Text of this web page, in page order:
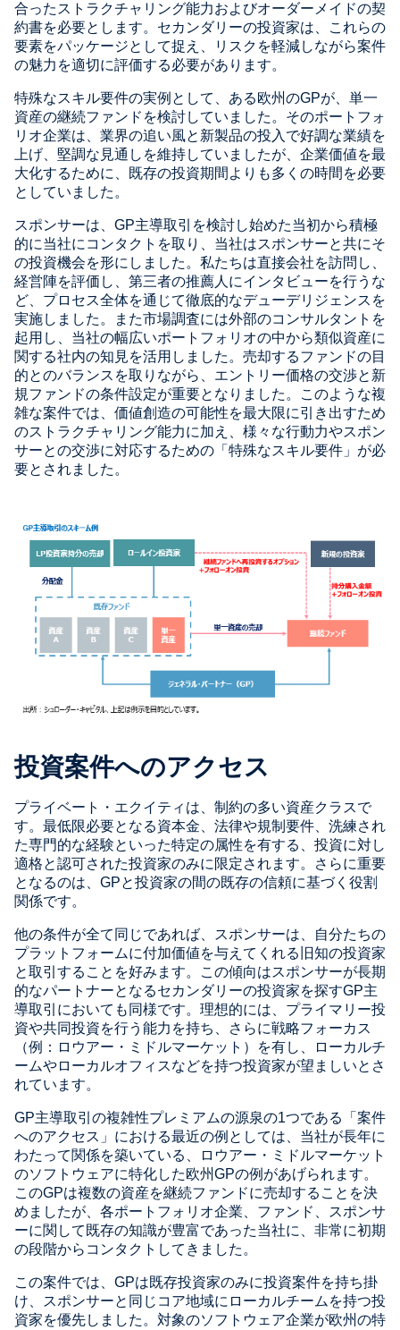
合ったストラクチャリング能力およびオーダーメイドの契
約書を必要とします。セカンダリーの投資家は、これらの
要素をパッケージとして捉え、リスクを軽減しながら案件
の魅力を適切に評価する必要があります。
特殊なスキル要件の実例として、ある欧州のGPが、単一
資産の継続ファンドを検討していました。そのポートフォ
リオ企業は、業界の追い風と新製品の投入で好調な業績を
上げ、堅調な見通しを維持していましたが、企業価値を最
大化するために、既存の投資期間よりも多くの時間を必要
としていました。
スポンサーは、GP主導取引を検討し始めた当初から積極
的に当社にコンタクトを取り、当社はスポンサーと共にそ
の投資機会を形にしました。私たちは直接会社を訪問し、
経営陣を評価し、第三者の推薦人にインタビューを行うな
ど、プロセス全体を通じて徹底的なデューデリジェンスを
実施しました。また市場調査には外部のコンサルタントを
起用し、当社の幅広いポートフォリオの中から類似資産に
関する社内の知見を活用しました。売却するファンドの目
的とのバランスを取りながら、エントリー価格の交渉と新
規ファンドの条件設定が重要となりました。このような複
雑な案件では、価値創造の可能性を最大限に引き出すため
のストラクチャリング能力に加え、様々な行動力やスポン
サーとの交渉に対応するための「特殊なスキル要件」が必
要とされました。
投資案件へのアクセス
プライベート・エクイティは、制約の多い資産クラスで
す。最低限必要となる資本金、法律や規制要件、洗練され
た専門的な経験といった特定の属性を有する、投資に対し
適格と認可された投資家のみに限定されます。さらに重要
となるのは、GPと投資家の間の既存の信頼に基づく役割
関係です。
他の条件が全て同じであれば、スポンサーは、自分たちの
プラットフォームに付加価値を与えてくれる旧知の投資家
と取引することを好みます。この傾向はスポンサーが長期
的なパートナーとなるセカンダリーの投資家を探すGP主
導取引においても同様です。理想的には、プライマリー投
資や共同投資を行う能力を持ち、さらに戦略フォーカス
（例：ロウアー・ミドルマーケット）を有し、ローカルチ
ームやローカルオフィスなどを持つ投資家が望ましいとさ
れています。
GP主導取引の複雑性プレミアムの源泉の1つである「案件
へのアクセス」における最近の例としては、当社が長年に
わたって関係を築いている、ロウアー・ミドルマーケット
のソフトウェアに特化した欧州GPの例があげられます。
このGPは複数の資産を継続ファンドに売却することを決
めましたが、各ポートフォリオ企業、ファンド、スポンサ
ーに関して既存の知識が豊富であった当社に、非常に初期
の段階からコンタクトしてきました。
この案件では、GPは既存投資家のみに投資案件を持ち掛
け、スポンサーと同じコア地域にローカルチームを持つ投
資家を優先しました。対象のソフトウェア企業が欧州の特